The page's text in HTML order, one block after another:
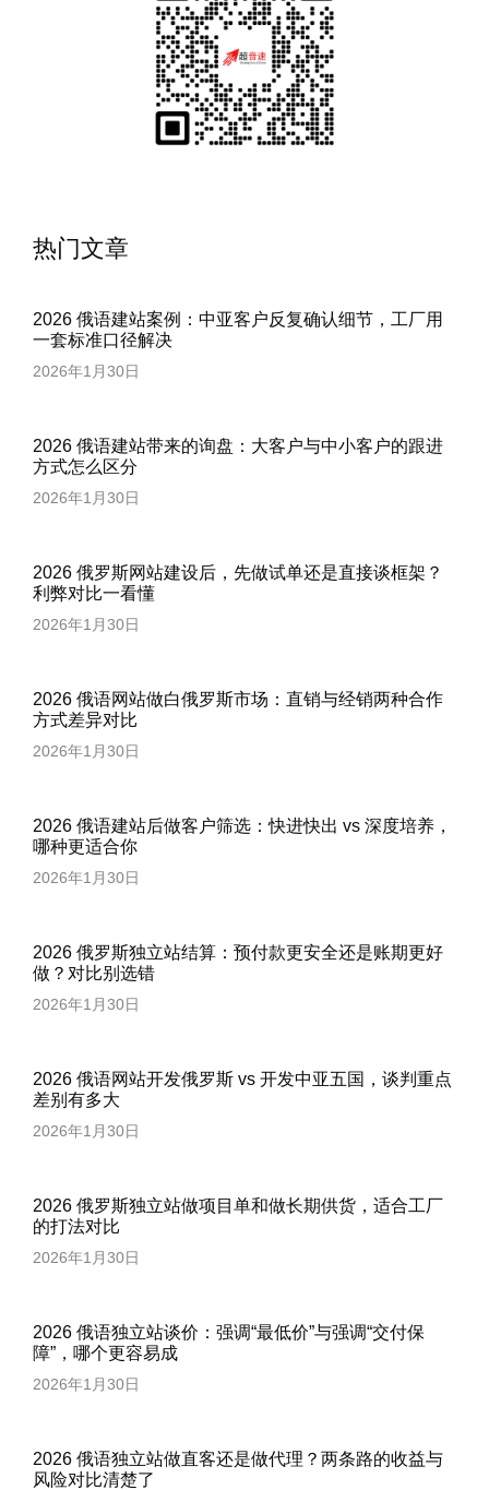
热门文章
2026 俄语建站案例：中亚客户反复确认细节，工厂用
一套标准口径解决
2026年1月30日
2026 俄语建站带来的询盘：大客户与中小客户的跟进
方式怎么区分
2026年1月30日
2026 俄罗斯网站建设后，先做试单还是直接谈框架？
利弊对比一看懂
2026年1月30日
2026 俄语网站做白俄罗斯市场：直销与经销两种合作
方式差异对比
2026年1月30日
2026 俄语建站后做客户筛选：快进快出 vs 深度培养，
哪种更适合你
2026年1月30日
2026 俄罗斯独立站结算：预付款更安全还是账期更好
做？对比别选错
2026年1月30日
2026 俄语网站开发俄罗斯 vs 开发中亚五国，谈判重点
差别有多大
2026年1月30日
2026 俄罗斯独立站做项目单和做长期供货，适合工厂
的打法对比
2026年1月30日
2026 俄语独立站谈价：强调“最低价”与强调“交付保
障”，哪个更容易成
2026年1月30日
2026 俄语独立站做直客还是做代理？两条路的收益与
风险对比清楚了